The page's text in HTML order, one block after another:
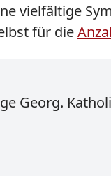
vielfältige
für die
Georg.